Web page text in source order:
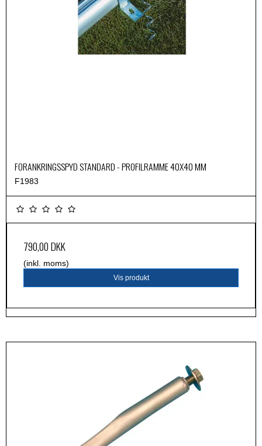
FORANKRINGSSPYD STANDARD - PROFILRAMME 40X40 MM
F1983
790,00 DKK
(inkl. moms)
Vis produkt